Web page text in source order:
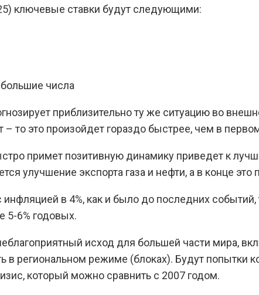
ключевые ставки будут следующими:
числа
приблизительно ту же ситуацию во
то это произойдет гораздо быстрее, чем в
примет позитивную динамику приведет к
улучшение экспорта газа и нефти, а в конце
в 4%, как и было до последних событий,
5-6% годовых.
исход для большей части мира,
в региональном режиме (блоках). Будут попытки
который можно сравнить с 2007 годом.